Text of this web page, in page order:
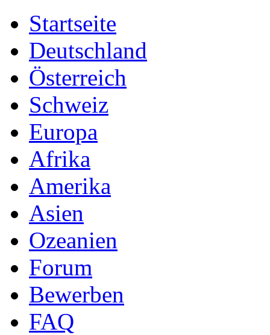
Startseite
Deutschland
Österreich
Schweiz
Europa
Afrika
Amerika
Asien
Ozeanien
Forum
Bewerben
FAQ